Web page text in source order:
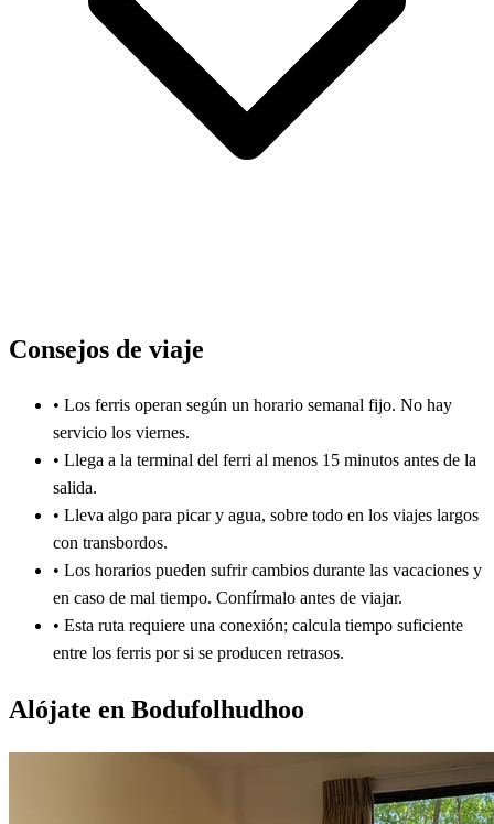
Consejos de viaje
• Los ferris operan según un horario semanal fijo. No hay
servicio los viernes.
• Llega a la terminal del ferri al menos 15 minutos antes de la
salida.
• Lleva algo para picar y agua, sobre todo en los viajes largos
con transbordos.
• Los horarios pueden sufrir cambios durante las vacaciones y
en caso de mal tiempo. Confírmalo antes de viajar.
• Esta ruta requiere una conexión; calcula tiempo suficiente
entre los ferris por si se producen retrasos.
Alójate en Bodufolhudhoo